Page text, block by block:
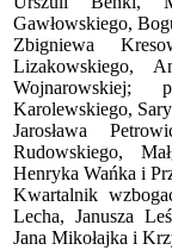
Gawłowskiego,
Zbigniewa
Lizakowskiego,
Wojnarowskiej;
Karolewskiego,
Jarosława
Rudowskiego,
Henryka Wańka i
Kwartalnik
Lecha, Janusza
Jana Mikołajka i